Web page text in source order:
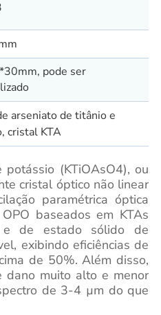
pode ser
arseniato de titânio e
cristal KTA
(KTiOAsO4), ou
cristal óptico não linear
paramétrica óptica
baseados em KTAs
e de estado sólido de
exibindo eficiências de
de 50%. Além disso,
dano muito alto e menor
de 3-4 µm do que